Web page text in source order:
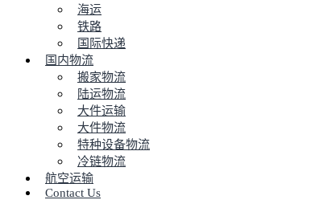
海运
铁路
国际快递
国内物流
搬家物流
陆运物流
大件运输
大件物流
特种设备物流
冷链物流
航空运输
Contact Us